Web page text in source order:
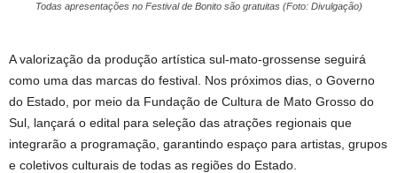
Todas apresentações no Festival de Bonito são gratuitas (Foto: Divulgação)
A valorização da produção artística sul-mato-grossense seguirá
como uma das marcas do festival. Nos próximos dias, o Governo
do Estado, por meio da Fundação de Cultura de Mato Grosso do
Sul, lançará o edital para seleção das atrações regionais que
integrarão a programação, garantindo espaço para artistas, grupos
e coletivos culturais de todas as regiões do Estado.